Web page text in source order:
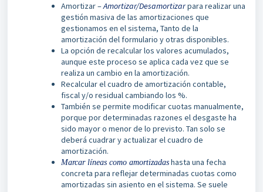
Amortizar –Amortizar/Desamortizarpara realizar una
gestión masiva de las amortizaciones que
gestionamos en el sistema, Tanto de la
amortización del formulario y otras disponibles.
La opción de recalcular los valores acumulados,
aunque este proceso se aplica cada vez que se
realiza un cambio en la amortización.
Recalcular el cuadro de amortización contable,
fiscal y/o residual cambiando los %.
También se permite modificar cuotas manualmente,
porque por determinadas razones el desgaste ha
sido mayor o menor de lo previsto. Tan solo se
deberá cuadrar y actualizar el cuadro de
amortización.
Marcar líneas como amortizadas hasta una fecha
concreta para reflejar determinadas cuotas como
amortizadas sin asiento en el sistema. Se suele